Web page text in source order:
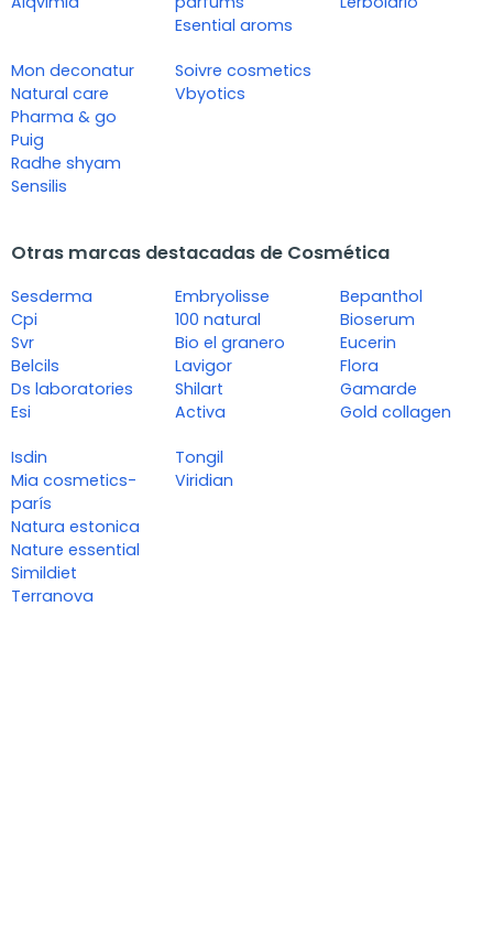
Esential aroms
Mon deconatur
Natural care
Pharma & go
Puig
Radhe shyam
Sensilis
Soivre cosmetics
Vbyotics
Otras marcas destacadas de Cosmética
Sesderma
Cpi
Svr
Belcils
Ds laboratories
Esi
Embryolisse
100 natural
Bio el granero
Lavigor
Shilart
Activa
Bepanthol
Bioserum
Eucerin
Flora
Gamarde
Gold collagen
Isdin
Mia cosmetics-
parís
Natura estonica
Nature essential
Simildiet
Terranova
Tongil
Viridian